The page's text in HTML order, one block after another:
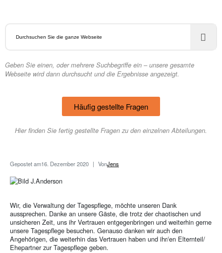
Geben Sie einen, oder mehrere Suchbegriffe ein – unsere gesamte
Webseite wird dann durchsucht und die Ergebnisse angezeigt.
Häufig gestellte Fragen
Hier finden Sie fertig gestellte Fragen zu den einzelnen Abteilungen.
Gepostet am16. Dezember 2020 VonJens
Wir, die Verwaltung der Tagespflege, möchte unseren Dank
aussprechen. Danke an unsere Gäste, die trotz der chaotischen und
unsicheren Zeit, uns ihr Vertrauen entgegenbringen und weiterhin gerne
unsere Tagespflege besuchen. Genauso danken wir auch den
Angehörigen, die weiterhin das Vertrauen haben und ihr/en Elternteil/
Ehepartner zur Tagespflege geben.